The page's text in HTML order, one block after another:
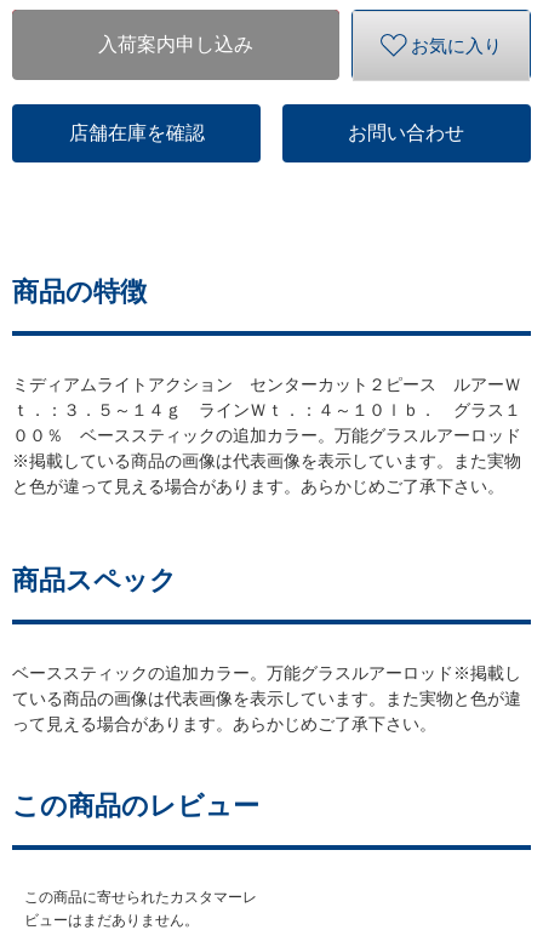
入荷案内申し込み お気に入り
店舗在庫を確認 お問い合わせ
商品の特徴
ミディアムライトアクション センターカット２ピース ルアーＷ
ｔ．：３．５～１４ｇ ラインＷｔ．：４～１０ｌｂ． グラス１
００％ ベーススティックの追加カラー。万能グラスルアーロッド
※掲載している商品の画像は代表画像を表示しています。また実物
と色が違って見える場合があります。あらかじめご了承下さい。
商品スペック
ベーススティックの追加カラー。万能グラスルアーロッド※掲載し
ている商品の画像は代表画像を表示しています。また実物と色が違
って見える場合があります。あらかじめご了承下さい。
この商品のレビュー
この商品に寄せられたカスタマーレ
ビューはまだありません。